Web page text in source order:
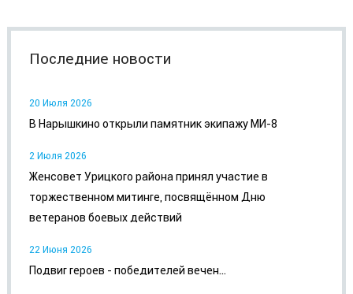
Последние новости
20 Июля 2026
В Нарышкино открыли памятник экипажу МИ-8
2 Июля 2026
Женсовет Урицкого района принял участие в
торжественном митинге, посвящённом Дню
ветеранов боевых действий
22 Июня 2026
Подвиг героев - победителей вечен...